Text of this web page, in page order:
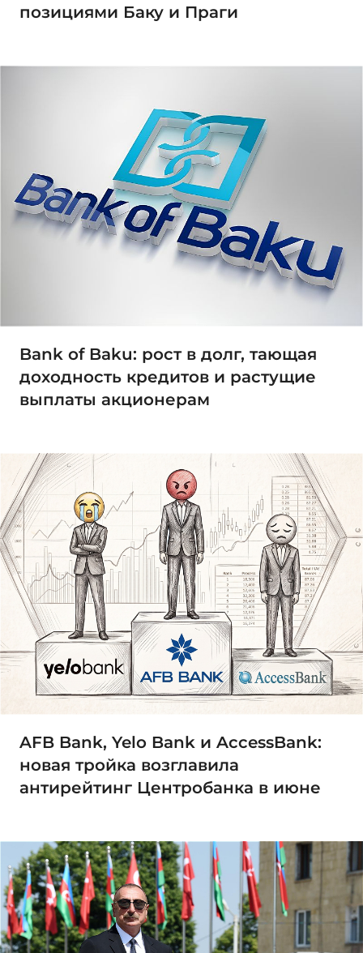
позициями Баку и Праги
Bank of Baku: рост в долг, тающая
доходность кредитов и растущие
выплаты акционерам
AFB Bank, Yelo Bank и AccessBank:
новая тройка возглавила
антирейтинг Центробанка в июне